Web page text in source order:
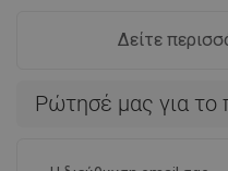
Δείτε
Ρώτησέ μας για το